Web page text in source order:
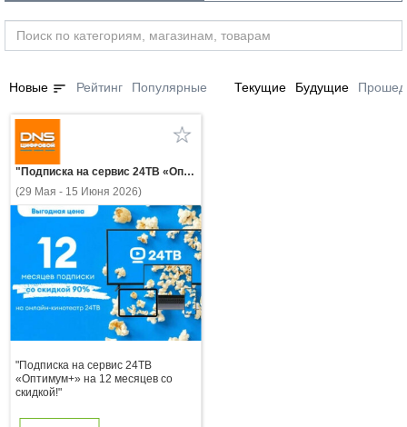
Новые sort Рейтинг Популярные Текущие Будущие
"Подписка на сервис 24ТВ «Оптимум+» на 12 месяцев со скидкой!"
(29 Мая - 15 Июня 2026)
"Подписка на сервис 24ТВ
«Оптимум+» на 12 месяцев со
скидкой!"